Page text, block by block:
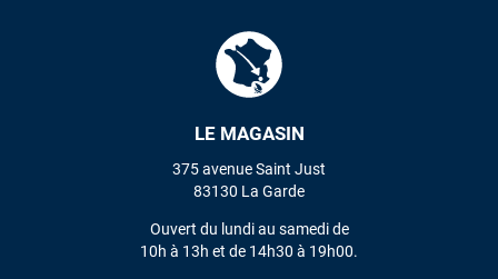
LE MAGASIN
375 avenue Saint Just
83130 La Garde
Ouvert du lundi au samedi de
10h à 13h et de 14h30 à 19h00.